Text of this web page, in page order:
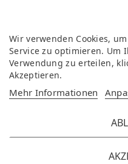
Wir verwenden Cookies,
Service zu optimieren. Um
Verwendung zu erteilen,
Akzeptieren.
Mehr Informationen